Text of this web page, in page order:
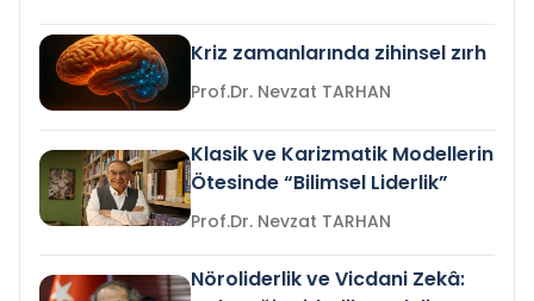
Kriz zamanlarında zihinsel zırh
Prof.Dr. Nevzat TARHAN
Klasik ve Karizmatik Modellerin
Ötesinde “Bilimsel Liderlik”
Prof.Dr. Nevzat TARHAN
Nöroliderlik ve Vicdani Zekâ: